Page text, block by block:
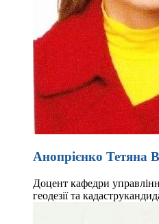
Анопрієнко Тетяна
Доцент кафедри
геодезії та кадастру